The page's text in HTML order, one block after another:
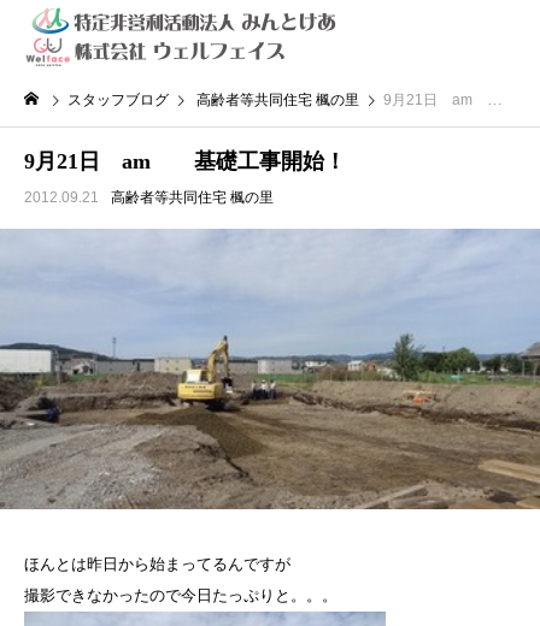
スタッフブログ 高齢者等共同住宅 楓の里 9月21日 am 基礎工事開始！
9月21日 am 基礎工事開始！
2012.09.21 高齢者等共同住宅 楓の里
ほんとは昨日から始まってるんですが
撮影できなかったので今日たっぷりと。。。